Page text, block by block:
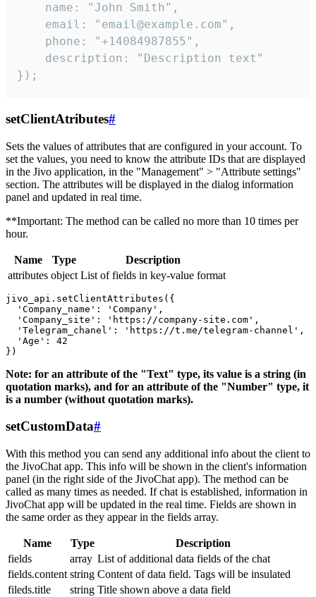
    name: "John Smith",
    email: "email@example.com",
    phone: "+14084987855",
    description: "Description text"
});
setClientAtributes#
Sets the values ​​of attributes that are configured in your account. To
set the values, you need to know the attribute IDs that are displayed
in the Jivo application, in the "Management" > "Attribute settings"
section. The attributes will be displayed in the dialog information
panel and updated in real time.
**Important: The method can be called no more than 10 times per
hour.
Name Type
Description
attributes object List of fields in key-value format
jivo_api.setClientAttributes({
  'Company_name': 'Company',
  'Company_site': 'https://company-site.com',
  'Telegram_chanel': 'https://t.me/telegram-channel',
  'Age': 42
Note: for an attribute of the "Text" type, its value is a string (in
quotation marks), and for an attribute of the "Number" type, it
is a number (without quotation marks).
setCustomData#
With this method you can send any additional info about the client to
the JivoChat app. This info will be shown in the client's information
panel (in the right side of the JivoChat app). The method can be
called as many times as needed. If chat is established, information in
JivoChat app will be updated in the real time. Fields are shown in
the same order as they appear in the fields array.
Name Type
Description
fields
array List of additional data fields of the chat
fields.content string Content of data field. Tags will be insulated
fileds.title
string Title shown above a data field